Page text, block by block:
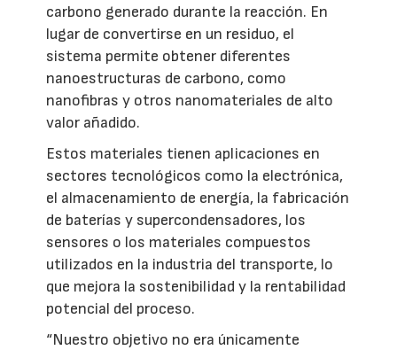
carbono generado durante la reacción. En
lugar de convertirse en un residuo, el
sistema permite obtener diferentes
nanoestructuras de carbono, como
nanofibras y otros nanomateriales de alto
valor añadido.
Estos materiales tienen aplicaciones en
sectores tecnológicos como la electrónica,
el almacenamiento de energía, la fabricación
de baterías y supercondensadores, los
sensores o los materiales compuestos
utilizados en la industria del transporte, lo
que mejora la sostenibilidad y la rentabilidad
potencial del proceso.
“Nuestro objetivo no era únicamente